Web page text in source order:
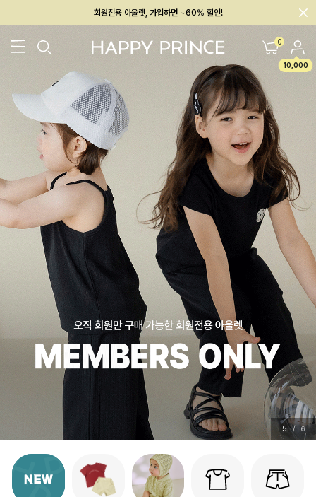
회원전용 아울렛, 가입하면 ~60% 할인!
멤버십 최대 28,000원 혜택 0
10,000
26SS 신상 BEST BABY[6~12M] 아우터/상의 하의/레깅스
5 / 6